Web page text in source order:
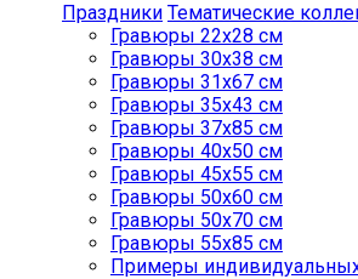
Праздники Тематические
Гравюры 22x28 см
Гравюры 30x38 см
Гравюры 31x67 см
Гравюры 35x43 см
Гравюры 37x85 см
Гравюры 40x50 см
Гравюры 45x55 см
Гравюры 50x60 см
Гравюры 50x70 см
Гравюры 55x85 см
Примеры